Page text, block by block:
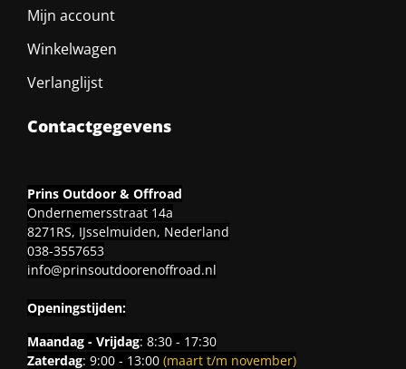
Mijn account
Winkelwagen
Verlanglijst
Contactgegevens
Prins Outdoor & Offroad
Ondernemersstraat 14a
8271RS, IJsselmuiden, Nederland
038-3557653
info@prinsoutdoorenoffroad.nl
Openingstijden:
Maandag - Vrijdag: 8:30 - 17:30
Zaterdag: 9:00 - 13:00 (maart t/m november)